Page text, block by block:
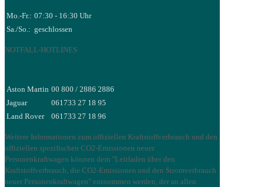
Mo.-Fr.: 07:30 - 16:30 Uhr
Sa./So.: geschlossen
NOTFALL-HOTLINES
Aston Martin 00 800 / 2886 2886
Jaguar
061733 27 18 95
Land Rover
061733 27 18 96
Weitere Informationen zum offiziellen Kraftstoffverbrauch und den
offiziellen spezifischen CO2-Emissionen neuer
Personenkraftwagen können dem "Leitfaden über den
Kraftstoffverbrauch, die CO2-Emissionen und den Stromverbrauch
neuer Personenkraftwagen" entnommen werden, der an allen